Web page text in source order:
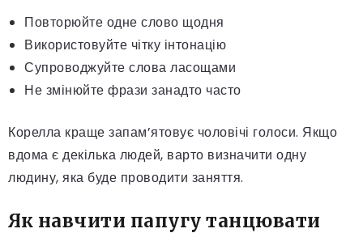
Повторюйте одне слово щодня
Використовуйте чітку інтонацію
Супроводжуйте слова ласощами
Не змінюйте фрази занадто часто
Корелла краще запам’ятовує чоловічі голоси. Якщо
вдома є декілька людей, варто визначити одну
людину, яка буде проводити заняття.
Як навчити папугу танцювати